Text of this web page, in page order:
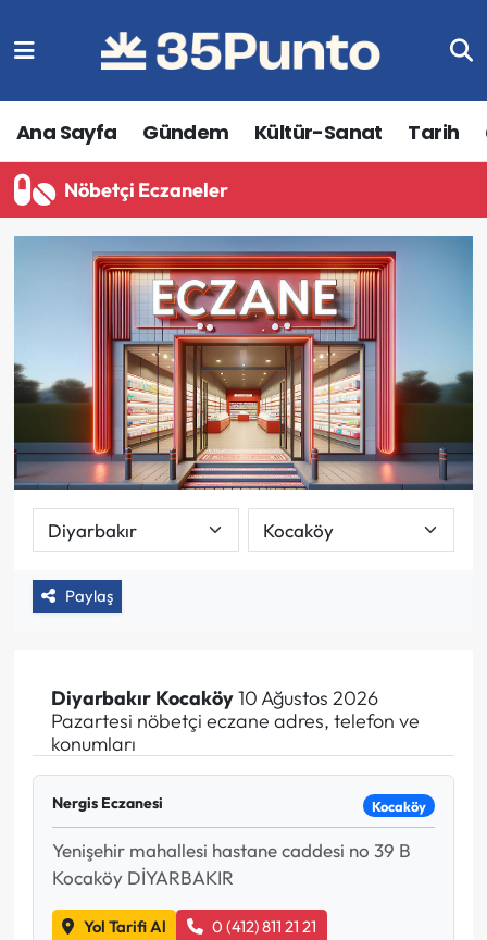
Ana Sayfa Gündem Kültür-Sanat Tarih
Nöbetçi Eczaneler
Paylaş
Diyarbakır Kocaköy10 Ağustos 2026
Pazartesi nöbetçi eczane adres, telefon ve
konumları
Nergis Eczanesi Kocaköy
Yenişehir mahallesi hastane caddesi no 39 B
Kocaköy DİYARBAKIR
Yol Tarifi Al 0 (412) 811 21 21